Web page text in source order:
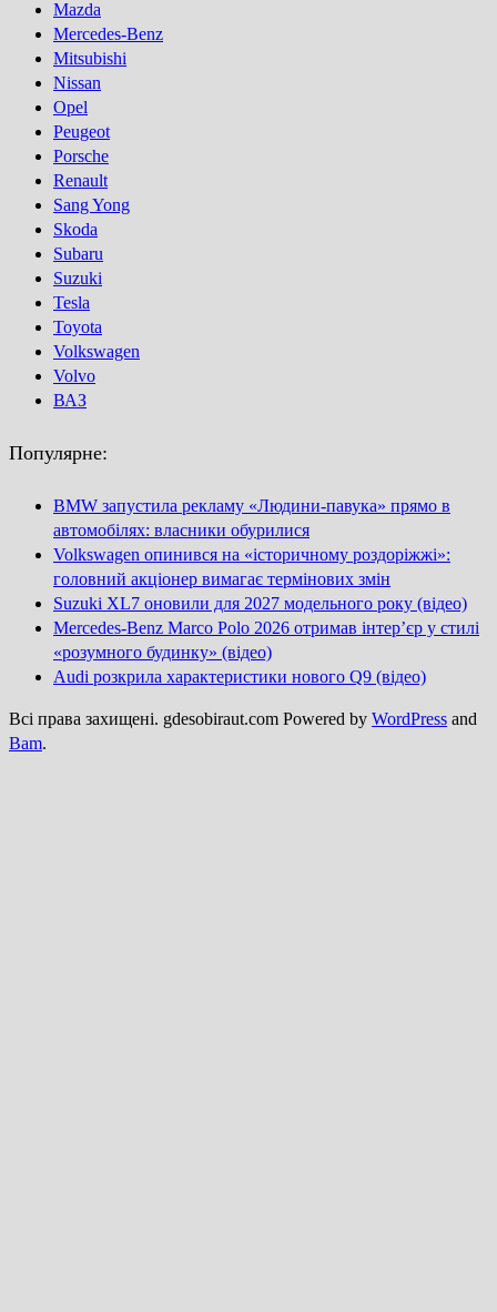
Mazda
Mercedes-Benz
Mitsubishi
Nissan
Opel
Peugeot
Porsсhe
Renault
Sang Yong
Skoda
Subaru
Suzuki
Tesla
Toyota
Volkswagen
Volvo
ВАЗ
Популярне:
BMW запустила рекламу «Людини-павука» прямо в
автомобілях: власники обурилися
Volkswagen опинився на «історичному роздоріжжі»:
головний акціонер вимагає термінових змін
Suzuki XL7 оновили для 2027 модельного року (відео)
Mercedes-Benz Marco Polo 2026 отримав інтер’єр у стилі
«розумного будинку» (відео)
Audi розкрила характеристики нового Q9 (відео)
Всі права захищені. gdesobiraut.com Powered by WordPress and
Bam.